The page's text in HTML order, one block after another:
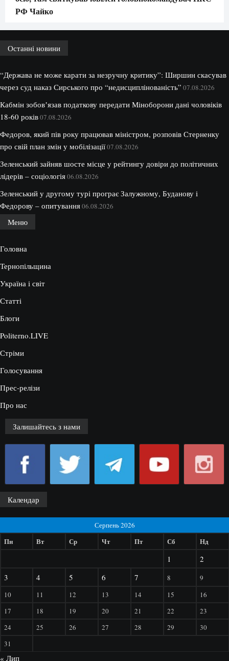
РФ Чайко
Останні новини
“Держава не може карати за незручну критику”: Ширшин скасував
через суд наказ Сирського про “недисциплінованість” 07.08.2026
Кабмін зобовʼязав податкову передати Міноборони дані чоловіків
18-60 років07.08.2026
Федоров, який пів року працював міністром, розповів Стерненку
про свій план змін у мобілізації07.08.2026
Зеленський зайняв шосте місце у рейтингу довіри до політичних
лідерів – соціологія06.08.2026
Зеленський у другому турі програє Залужному, Буданову і
Федорову – опитування06.08.2026
Меню
Головна
Тернопільщина
Україна і світ
Статті
Блоги
Politerno.LIVE
Стріми
Голосування
Прес-релізи
Про нас
Залишайтесь з нами
Календар
Серпень 2026
Пн Вт Ср Чт Пт Сб Нд
1
2
3
4 5 6 7 8
9
10
11 12 13 14 15
16
17
18 19 20 21 22
23
24
25 26 27 28 29
30
31
« Лип